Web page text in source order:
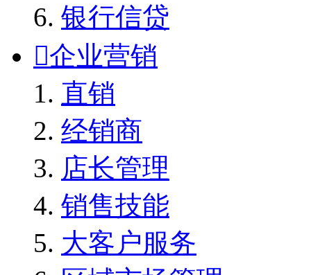
银行信贷
企业营销
直销
经销商
店长管理
销售技能
大客户服务